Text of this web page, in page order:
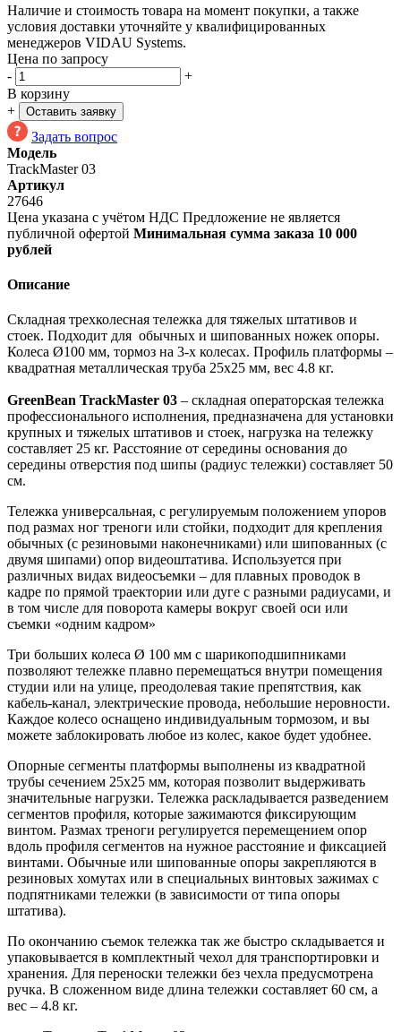
Наличие и стоимость товара на момент покупки, а также
условия доставки уточняйте у квалифицированных
менеджеров VIDAU Systems.
Цена по запросу
-
+
В корзину
+
Оставить заявку
Задать вопрос
Модель
TrackMaster 03
Артикул
27646
Цена указана с учётом НДС Предложение не является
публичной офертой Минимальная сумма заказа 10 000
рублей
Описание
Складная трехколесная тележка для тяжелых штативов и
стоек. Подходит для обычных и шипованных ножек опоры.
Колеса Ø100 мм, тормоз на 3-х колесах. Профиль платформы –
квадратная металлическая труба 25х25 мм, вес 4.8 кг.
GreenBean TrackMaster 03 – складная операторская тележка
профессионального исполнения, предназначена для установки
крупных и тяжелых штативов и стоек, нагрузка на тележку
составляет 25 кг. Расстояние от середины основания до
середины отверстия под шипы (радиус тележки) составляет 50
см.
Тележка универсальная, с регулируемым положением упоров
под размах ног треноги или стойки, подходит для крепления
обычных (с резиновыми наконечниками) или шипованных (с
двумя шипами) опор видеоштатива. Используется при
различных видах видеосъемки – для плавных проводок в
кадре по прямой траектории или дуге с разными радиусами, и
в том числе для поворота камеры вокруг своей оси или
съемки «одним кадром»
Три больших колеса Ø 100 мм с шарикоподшипниками
позволяют тележке плавно перемещаться внутри помещения
студии или на улице, преодолевая такие препятствия, как
кабель-канал, электрические провода, небольшие неровности.
Каждое колесо оснащено индивидуальным тормозом, и вы
можете заблокировать любое из колес, какое будет удобнее.
Опорные сегменты платформы выполнены из квадратной
трубы сечением 25х25 мм, которая позволит выдерживать
значительные нагрузки. Тележка раскладывается разведением
сегментов профиля, которые зажимаются фиксирующим
винтом. Размах треноги регулируется перемещением опор
вдоль профиля сегментов на нужное расстояние и фиксацией
винтами. Обычные или шипованные опоры закрепляются в
резиновых хомутах или в специальных винтовых зажимах с
подпятниками тележки (в зависимости от типа опоры
штатива).
По окончанию съемок тележка так же быстро складывается и
упаковывается в комплектный чехол для транспортировки и
хранения. Для переноски тележки без чехла предусмотрена
ручка. В сложенном виде длина тележки составляет 60 см, а
вес – 4.8 кг.